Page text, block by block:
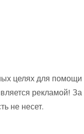
целях для помощи
рекламой!
не несет.